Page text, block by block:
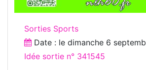
Sorties Sports
Date : le dimanche 6
Idée sortie n° 341545